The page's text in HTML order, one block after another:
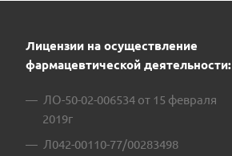
Лицензии на осуществление
фармацевтической деятельности:
ЛО-50-02-006534 от 15 февраля
2019г
Л042-00110-77/00283498